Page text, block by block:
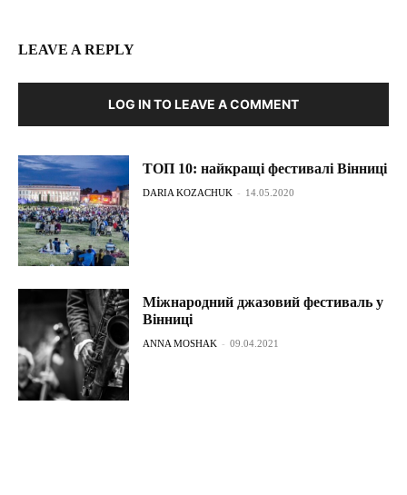
LEAVE A REPLY
LOG IN TO LEAVE A COMMENT
ТОП 10: найкращі фестивалі Вінниці
DARIA KOZACHUK - 14.05.2020
Міжнародний джазовий фестиваль у
Вінниці
ANNA MOSHAK - 09.04.2021